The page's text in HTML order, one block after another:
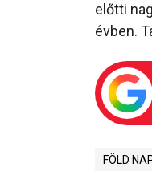
előtti
évben.
FÖLD